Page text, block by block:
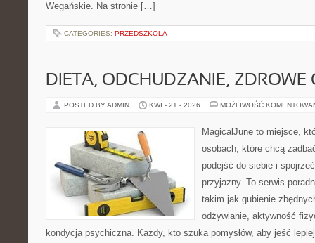
Wegańskie. Na stronie […]
CATEGORIES: PRZEDSZKOLA
DIETA, ODCHUDZANIE, ZDROWE
POSTED BY ADMIN KWI - 21 - 2026 MOŻLIWOŚĆ
MagicalJune to miejsce,
osobach, które chcą
podejść do siebie i
przyjazny. To serwis
takim jak gubienie
odżywianie, aktywność
kondycja psychiczna. Każdy, kto szuka pomysłów, aby jeść